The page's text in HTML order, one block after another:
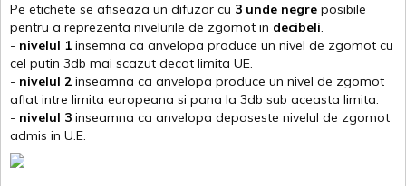
Pe etichete se afiseaza un difuzor cu 3 unde negre posibile
pentru a reprezenta nivelurile de zgomot in decibeli.
- nivelul 1 insemna ca anvelopa produce un nivel de zgomot cu
cel putin 3db mai scazut decat limita UE.
- nivelul 2 inseamna ca anvelopa produce un nivel de zgomot
aflat intre limita europeana si pana la 3db sub aceasta limita.
- nivelul 3 inseamna ca anvelopa depaseste nivelul de zgomot
admis in U.E.